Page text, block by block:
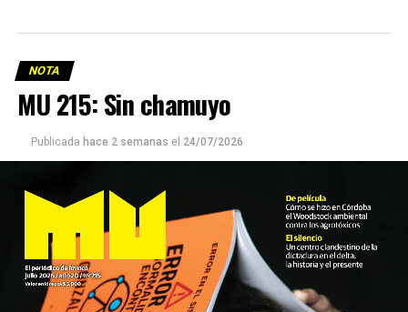
NOTA
MU 215: Sin chamuyo
Publicada hace 2 semanas el 24/07/2026